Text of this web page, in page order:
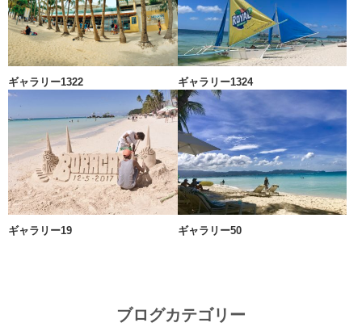
ギャラリー1322 ギャラリー1324
ギャラリー19 ギャラリー50
ブログカテゴリー